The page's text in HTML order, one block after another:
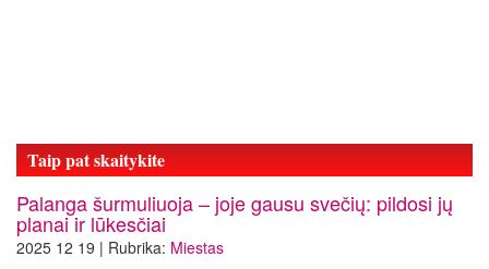
Taip pat skaitykite
Palanga šurmuliuoja – joje gausu svečių: pildosi jų
planai ir lūkesčiai
2025 12 19 | Rubrika: Miestas